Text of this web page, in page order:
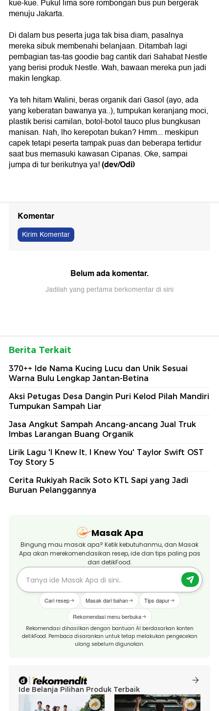
kue-kue. Pukul lima sore rombongan bus pun bergerak
menuju Jakarta.
Di dalam bus peserta juga tak bisa diam, pasalnya
mereka sibuk membenahi belanjaan. Ditambah lagi
pembagian tas-tas goodie bag cantik dari Sahabat Nestle
yang berisi produk Nestle. Wah, bawaan mereka pun jadi
makin lengkap.
Ya teh hitam Walini, beras organik dari Gasol (ayo, ada
yang keberatan bawanya ya..), tumpukan keranjang moci,
plastik berisi camilan, botol-botol tauco plus bungkusan
manisan. Nah, lho kerepotan bukan? Hmm... meskipun
capek tetapi peserta tampak puas dan beberapa tertidur
saat bus memasuki kawasan Cipanas. Oke, sampai
jumpa di tur berikutnya ya!(dev/Odi)
Komentar
Kirim Komentar
Belum ada komentar.
Jadilah yang pertama berkomentar di sini
Berita Terkait
370++ Ide Nama Kucing Lucu dan Unik Sesuai
Warna Bulu Lengkap Jantan-Betina
Aksi Petugas Desa Dangin Puri Kelod Pilah Mandiri
Tumpukan Sampah Liar
Jasa Angkut Sampah Ancang-ancang Jual Truk
Imbas Larangan Buang Organik
Lirik Lagu 'I Knew It, I Knew You' Taylor Swift OST
Toy Story 5
Cerita Rukiyah Racik Soto KTL Sapi yang Jadi
Buruan Pelanggannya
Masak Apa
Bingung mau masak apa? Ketik kebutuhanmu, dan Masak
Apa akan merekomendasikan resep, ide dan tips paling pas
dari detikFood.
Cari resep Masak dari bahan Tips dapur
Rekomendasi menu berbuka
Rekomendasi dihasilkan dengan bantuan AI berdasarkan konten
detikFood. Pembaca disarankan untuk tetap melakukan pengecekan
ulang sebelum digunakan.